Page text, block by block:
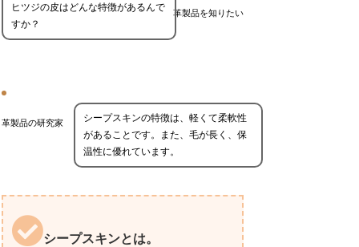
革製品を知りたい
ヒツジの皮はどんな特徴があるんで
すか？
革製品の研究家
シープスキンの特徴は、軽くて柔軟性
があることです。また、毛が長く、保
温性に優れています。
シープスキンとは。